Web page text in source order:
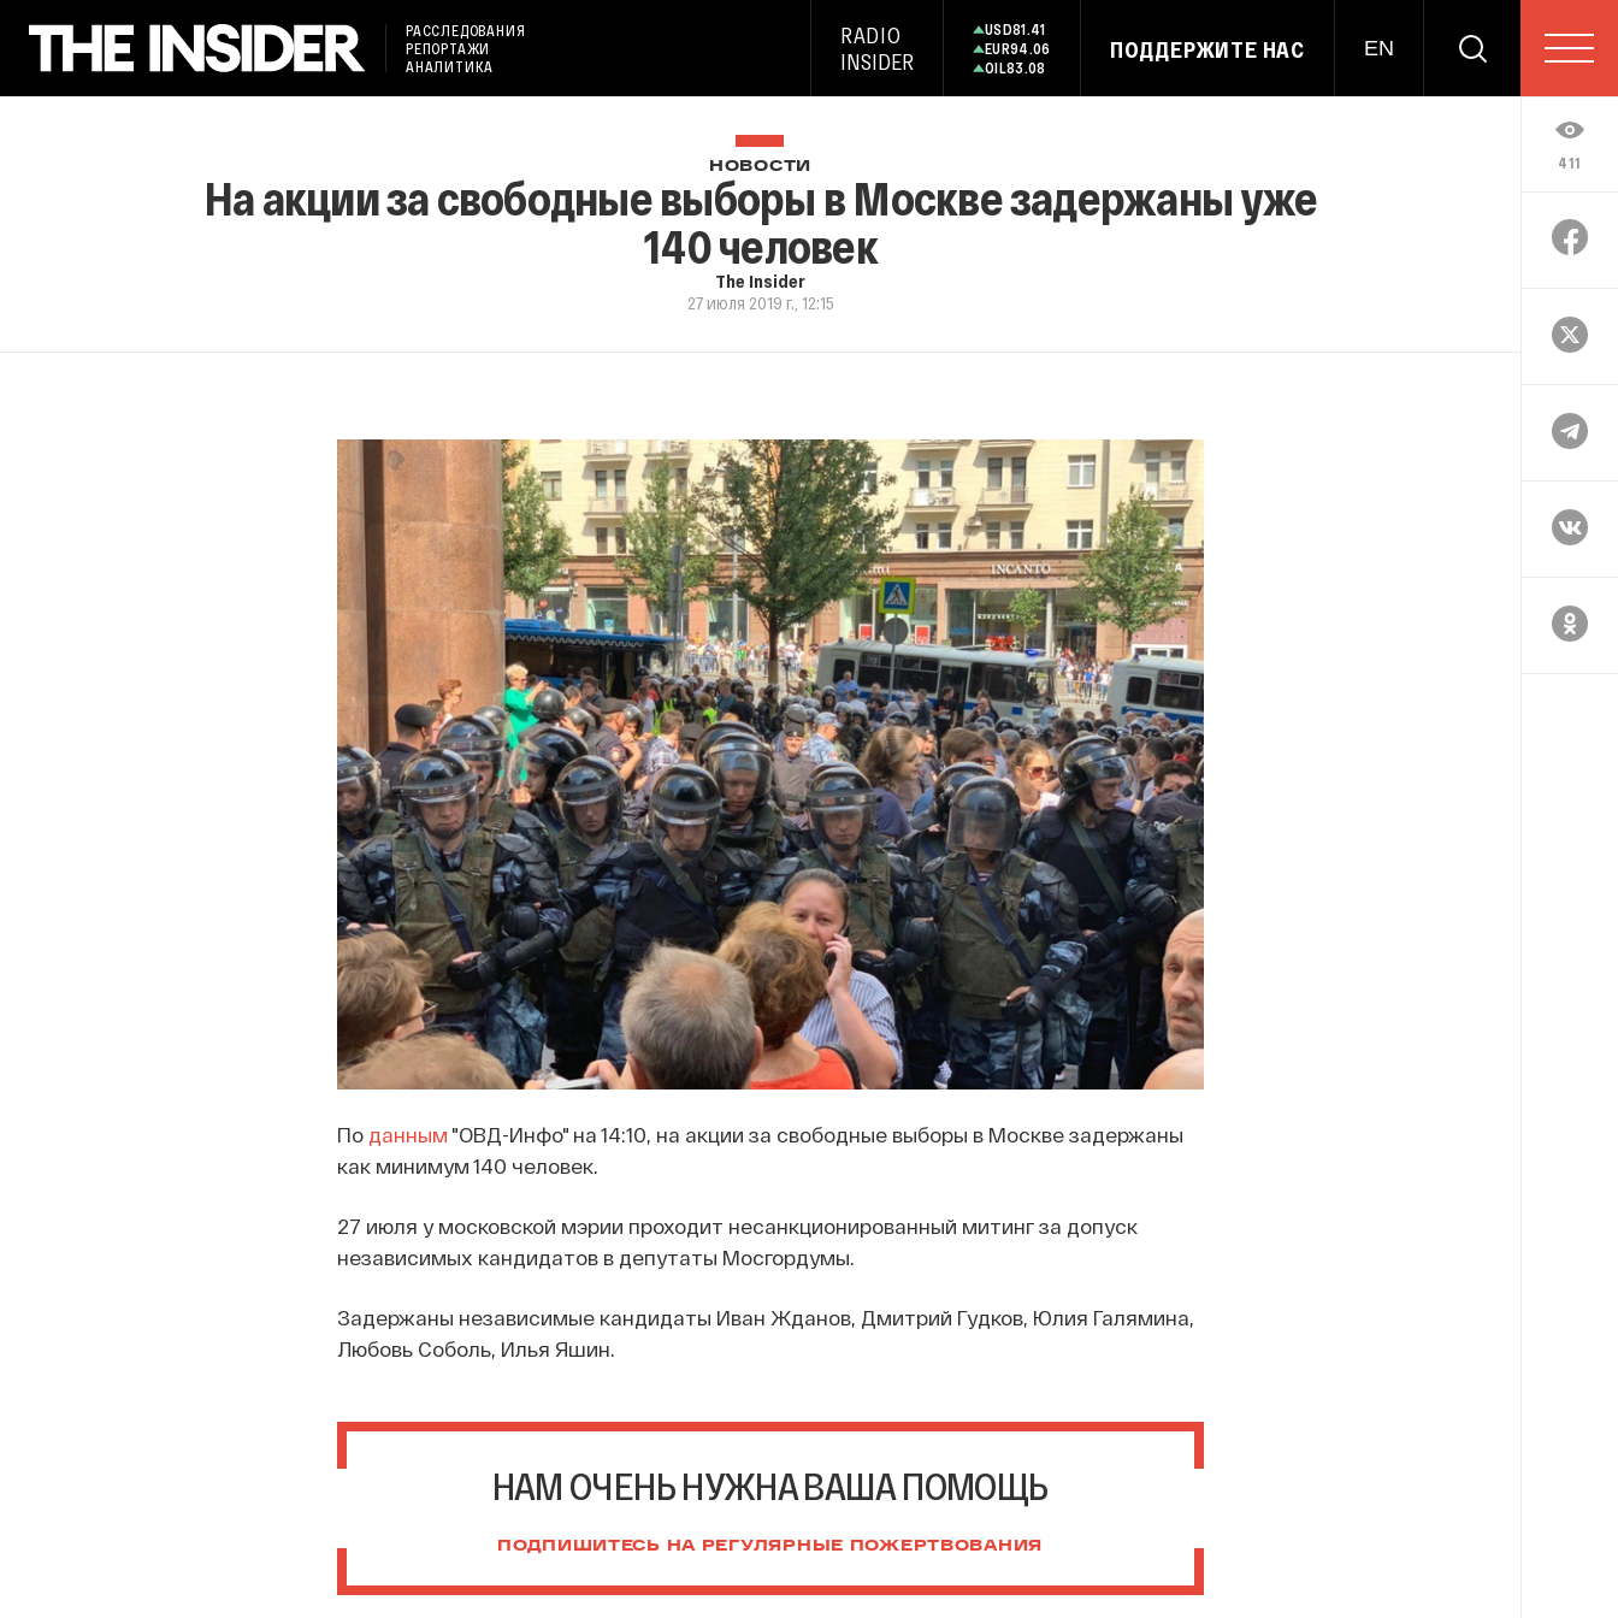
РАССЛЕДОВАНИЯ
РЕПОРТАЖИ
АНАЛИТИКА
RADIO
INSIDER
USD81.41
EUR94.06
OIL83.08
ПОДДЕРЖИТЕ НАС EN
411
НОВОСТИ
На акции за свободные выборы в Москве задержаны уже
140 человек
The Insider
27 июля 2019 г., 12:15
По данным "ОВД-Инфо" на 14:10, на акции за свободные выборы в Москве задержаны
как минимум 140 человек.
27 июля у московской мэрии проходит несанкционированный митинг за допуск
независимых кандидатов в депутаты Мосгордумы.
Задержаны независимые кандидаты Иван Жданов, Дмитрий Гудков, Юлия Галямина,
Любовь Соболь, Илья Яшин.
НАМ ОЧЕНЬ НУЖНА ВАША ПОМОЩЬ
ПОДПИШИТЕСЬ НА РЕГУЛЯРНЫЕ ПОЖЕРТВОВАНИЯ